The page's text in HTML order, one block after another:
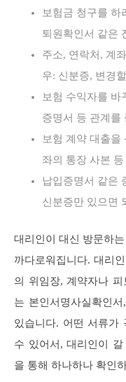
보험금 청구를 하
퇴원확인서 같은
주소, 연락처, 계
우: 신분증, 변경
보험 수익자를 바
증명서 등 관계를
보험 계약 대출을
좌의 통장 사본 등
납입증명서 같은
신분증만 있으면
대리인이 대신 방문하
까다로워집니다. 대리
의 위임장, 계약자나
는 본인서명사실확인
있습니다. 어떤 서류가
수 있어서, 대리인이
을 통해 하나하나 확인